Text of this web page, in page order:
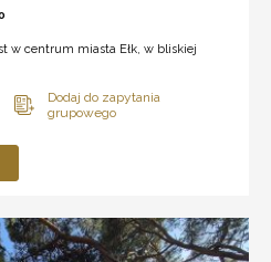
w centrum miasta Ełk, w bliskiej